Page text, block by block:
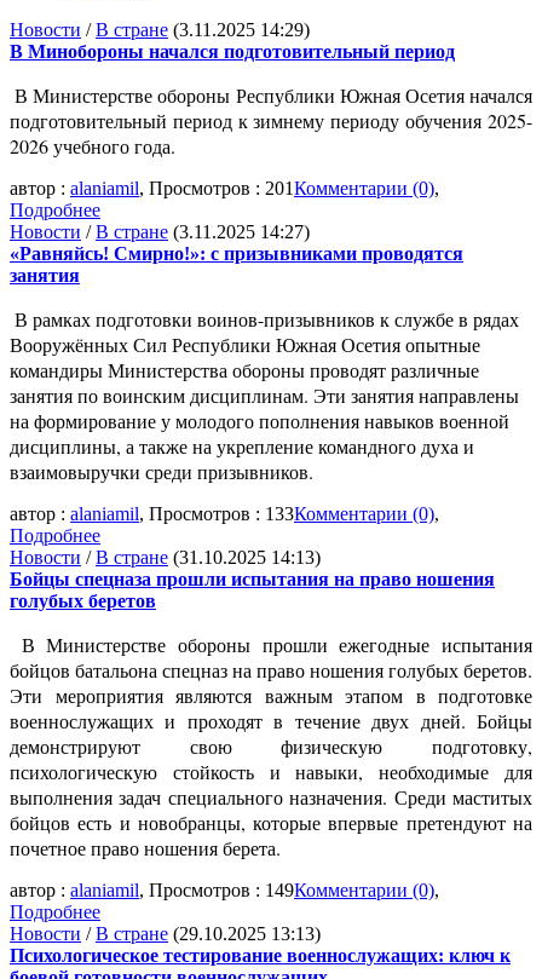
Новости /В стране (3.11.2025 14:29)
В Минобороны начался подготовительный период
В Министерстве обороны Республики Южная Осетия начался
подготовительный период к зимнему периоду обучения 2025-
2026 учебного года.
автор : alaniamil, Просмотров : 201Комментарии (0),
Подробнее
Новости /В стране (3.11.2025 14:27)
«Равняйсь! Смирно!»: с призывниками проводятся
занятия
В рамках подготовки воинов-призывников к службе в рядах
Вооружённых Сил Республики Южная Осетия опытные
командиры Министерства обороны проводят различные
занятия по воинским дисциплинам. Эти занятия направлены
на формирование у молодого пополнения навыков военной
дисциплины, а также на укрепление командного духа и
взаимовыручки среди призывников.
автор : alaniamil, Просмотров : 133Комментарии (0),
Подробнее
Новости /В стране (31.10.2025 14:13)
Бойцы спецназа прошли испытания на право ношения
голубых беретов
В Министерстве обороны прошли ежегодные испытания
бойцов батальона спецназ на право ношения голубых беретов.
Эти мероприятия являются важным этапом в подготовке
военнослужащих и проходят в течение двух дней. Бойцы
демонстрируют свою физическую подготовку,
психологическую стойкость и навыки, необходимые для
выполнения задач специального назначения. Среди маститых
бойцов есть и новобранцы, которые впервые претендуют на
почетное право ношения берета.
автор : alaniamil, Просмотров : 149Комментарии (0),
Подробнее
Новости /В стране (29.10.2025 13:13)
Психологическое тестирование военнослужащих: ключ к